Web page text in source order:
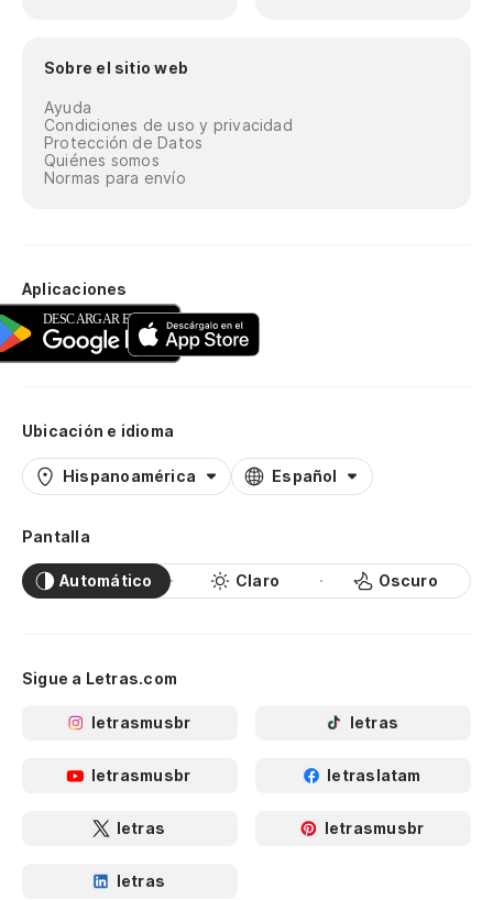
Sobre el sitio web
Ayuda
Condiciones de uso y privacidad
Protección de Datos
Quiénes somos
Normas para envío
Aplicaciones
Ubicación e idioma
Hispanoamérica Español
Pantalla
Automático Claro Oscuro
Sigue a Letras.com
letrasmusbr letras
letrasmusbr letraslatam
letras letrasmusbr
letras